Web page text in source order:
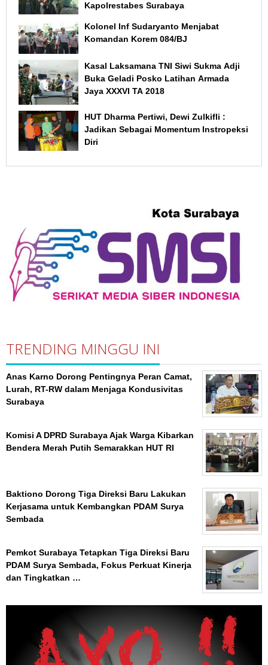
Kapolrestabes Surabaya
Kolonel Inf Sudaryanto Menjabat
Komandan Korem 084/BJ
Kasal Laksamana TNI Siwi Sukma Adji
Buka Geladi Posko Latihan Armada
Jaya XXXVI TA 2018
HUT Dharma Pertiwi, Dewi Zulkifli :
Jadikan Sebagai Momentum Instropeksi
Diri
TRENDING MINGGU INI
Anas Karno Dorong Pentingnya Peran Camat,
Lurah, RT-RW dalam Menjaga Kondusivitas
Surabaya
Komisi A DPRD Surabaya Ajak Warga Kibarkan
Bendera Merah Putih Semarakkan HUT RI
Baktiono Dorong Tiga Direksi Baru Lakukan
Kerjasama untuk Kembangkan PDAM Surya
Sembada
Pemkot Surabaya Tetapkan Tiga Direksi Baru
PDAM Surya Sembada, Fokus Perkuat Kinerja
dan Tingkatkan …